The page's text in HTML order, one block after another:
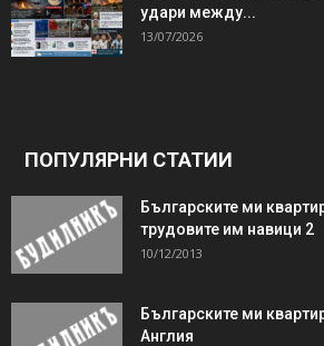
удари между...
13/07/2026
ПОПУЛЯРНИ СТАТИИ
Българските ми
трудовите им навици 2
10/12/2013
Българските ми
Англия